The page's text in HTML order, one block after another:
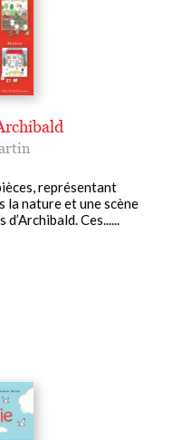
représentant
la nature et une scène
Ces......